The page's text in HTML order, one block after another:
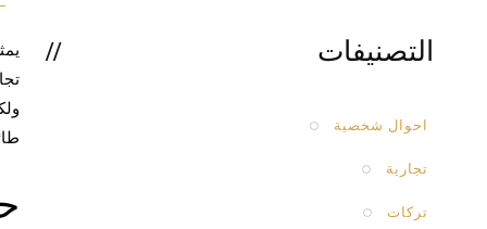
التصنيفات
احوال شخصية
تجارية
تركات